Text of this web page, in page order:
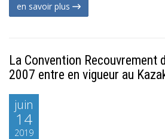
en savoir plus
La Convention Recouvrement
2007 entre en vigueur au
juin
14
2019